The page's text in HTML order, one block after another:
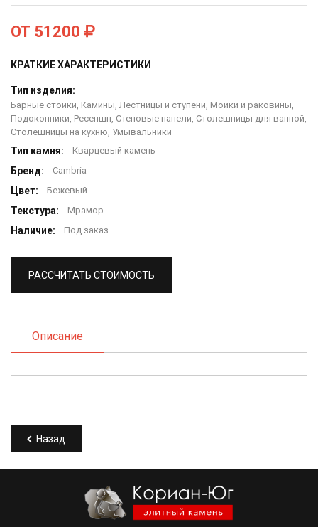
ОТ 51200
КРАТКИЕ ХАРАКТЕРИСТИКИ
Тип изделия:
Барные стойки, Камины, Лестницы и ступени, Мойки и раковины,
Подоконники, Ресепшн, Стеновые панели, Столешницы для ванной,
Столешницы на кухню, Умывальники
Тип камня: Кварцевый камень
Бренд: Cambria
Цвет: Бежевый
Текстура: Мрамор
Наличие: Под заказ
РАССЧИТАТЬ СТОИМОСТЬ
Описание
Назад